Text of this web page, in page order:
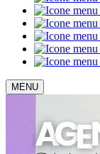
MENU